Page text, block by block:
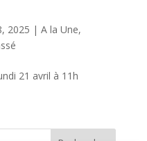
2025 | A la Une,
21 avril à 11h